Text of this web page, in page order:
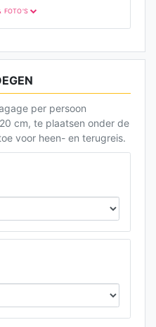
FOTO'S
per persoon
cm, te plaatsen onder de
voor heen- en terugreis.